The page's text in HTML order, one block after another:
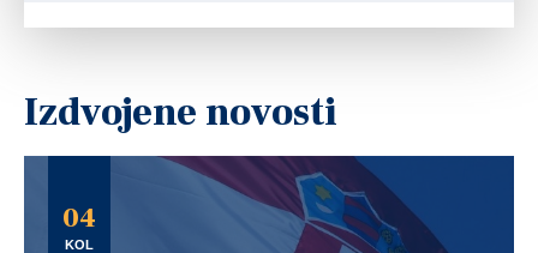
Izdvojene novosti
04
KOL